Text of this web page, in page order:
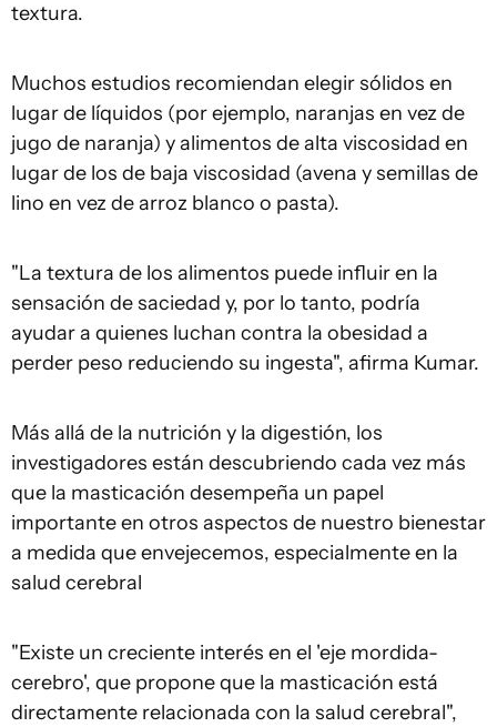
textura.
Muchos estudios recomiendan elegir sólidos en
lugar de líquidos (por ejemplo, naranjas en vez de
jugo de naranja) y alimentos de alta viscosidad en
lugar de los de baja viscosidad (avena y semillas de
lino en vez de arroz blanco o pasta).
"La textura de los alimentos puede influir en la
sensación de saciedad y, por lo tanto, podría
ayudar a quienes luchan contra la obesidad a
perder peso reduciendo su ingesta", afirma Kumar.
Más allá de la nutrición y la digestión, los
investigadores están descubriendo cada vez más
que la masticación desempeña un papel
importante en otros aspectos de nuestro bienestar
a medida que envejecemos, especialmente en la
salud cerebral
"Existe un creciente interés en el 'eje mordida-
cerebro', que propone que la masticación está
directamente relacionada con la salud cerebral",